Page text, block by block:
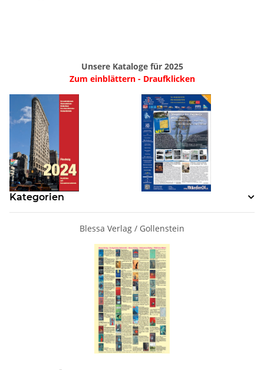
Unsere Kataloge für 2025
Zum einblättern - Draufklicken
Kategorien
Blessa Verlag / Gollenstein